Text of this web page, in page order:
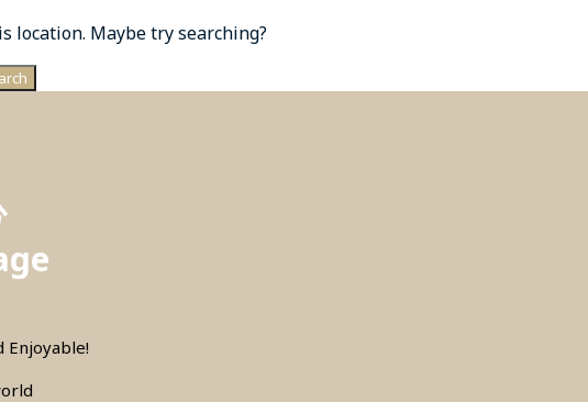
location. Maybe try searching?
Enjoyable!